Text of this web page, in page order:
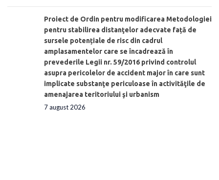
Proiect de Ordin pentru modificarea Metodologiei
pentru stabilirea distanţelor adecvate față de
sursele potențiale de risc din cadrul
amplasamentelor care se încadrează în
prevederile Legii nr. 59/2016 privind controlul
asupra pericolelor de accident major în care sunt
implicate substanţe periculoase în activităţile de
amenajarea teritoriului şi urbanism
7 august 2026